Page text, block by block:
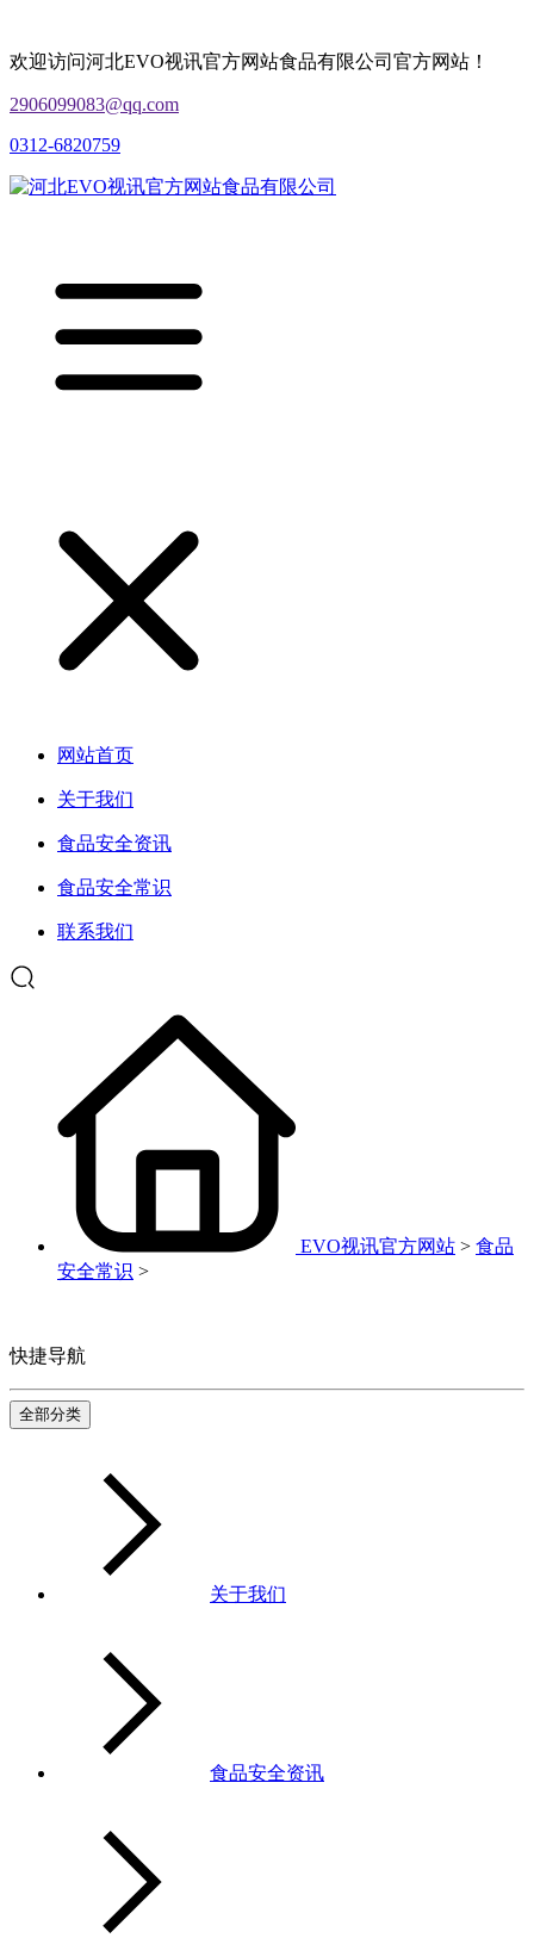
欢迎访问河北EVO视讯官方网站食品有限公司官方网站！
2906099083@qq.com
0312-6820759
网站首页
关于我们
食品安全资讯
食品安全常识
联系我们
EVO视讯官方网站 > 食品
安全常识 >
快捷导航
全部分类
关于我们
食品安全资讯